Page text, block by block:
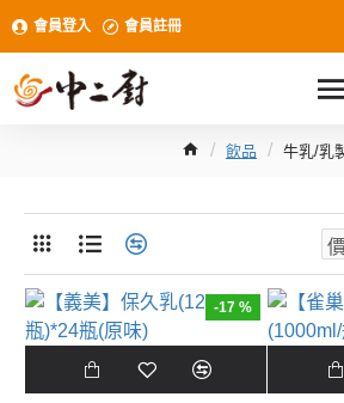
會員登入 會員註冊
飲品 牛乳/乳
-17 %